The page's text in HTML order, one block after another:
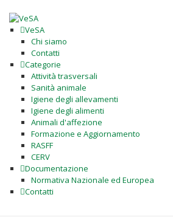
VeSA
Chi siamo
Contatti
Categorie
Attività trasversali
Sanità animale
Igiene degli allevamenti
Igiene degli alimenti
Animali d'affezione
Formazione e Aggiornamento
RASFF
CERV
Documentazione
Normativa Nazionale ed Europea
Contatti